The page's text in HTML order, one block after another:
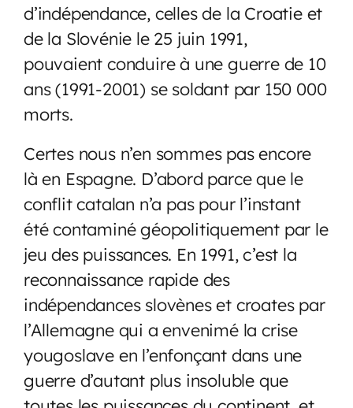
d’indépendance, celles de la Croatie et
de la Slovénie le 25 juin 1991,
pouvaient conduire à une guerre de 10
ans (1991-2001) se soldant par 150 000
morts.
Certes nous n’en sommes pas encore
là en Espagne. D’abord parce que le
conflit catalan n’a pas pour l’instant
été contaminé géopolitiquement par le
jeu des puissances. En 1991, c’est la
reconnaissance rapide des
indépendances slovènes et croates par
l’Allemagne qui a envenimé la crise
yougoslave en l’enfonçant dans une
guerre d’autant plus insoluble que